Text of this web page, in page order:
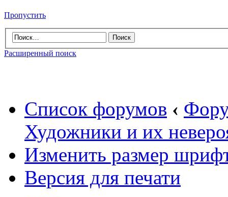
Пропустить
Расширенный поиск
Список форумов ‹
Художники и их
Изменить размер
Версия для печати